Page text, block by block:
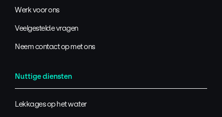
Werk voor ons
Veelgestelde vragen
Neem contact op met ons
Nuttige diensten
Lekkages op het water